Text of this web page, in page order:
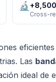
🔬
Cross-
Las
ideal de